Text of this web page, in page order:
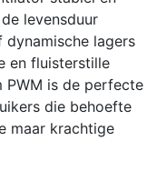
levensduur
lagers
en fluisterstille
PWM is de perfecte
die behoefte
maar krachtige